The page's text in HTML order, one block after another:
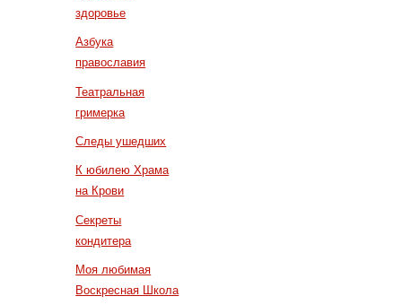
здоровье
Азбука
православия
Театральная
гримерка
Следы ушедших
К юбилею Храма
на Крови
Секреты
кондитера
Моя любимая
Воскресная Школа